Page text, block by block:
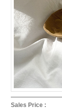
Sales Price :